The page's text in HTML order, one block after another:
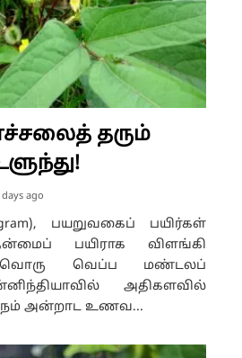
தரும்
days ago
பயறுவகைப் பயிர்கள்
பயிராக விளங்கி
வெப்ப மண்டலப்
அதிகளவில்
நம் அன்றாட உணவ...